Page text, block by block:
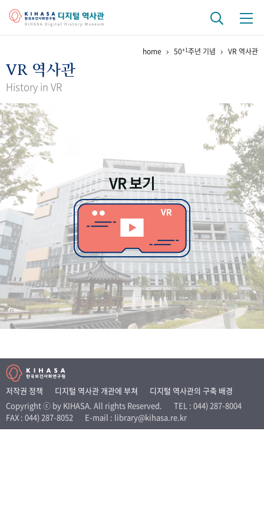
걸어온 길 기관 변천사
연구 역사
정책과 연구
간행물 변천사
기록물 아카이브
사진 아카이브 문서 기록물 행정박물 영상 기록물
50 주년 기념
성과 50선 숫자로 보는 50년 50 +1주년 광장
세계와 함께 한 KIHASA
VR 역사관
home 50+1주년 기념 VR 역사관
VR 역사관
History in VR
VR 보기
저작권 정책 디지털 역사관 개관에 부쳐
디지털 역사관의 구축 배경
Copyright ⓒ by KIHASA. All rights Reserved.
TEL : 044) 287-8004
FAX : 044) 287-8052
E-mail : library@kihasa.re.kr